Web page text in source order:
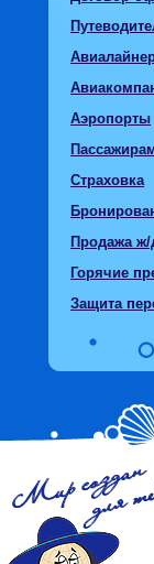
Аэропорты
Страховка
Продажа ж/
Горячие
Защита